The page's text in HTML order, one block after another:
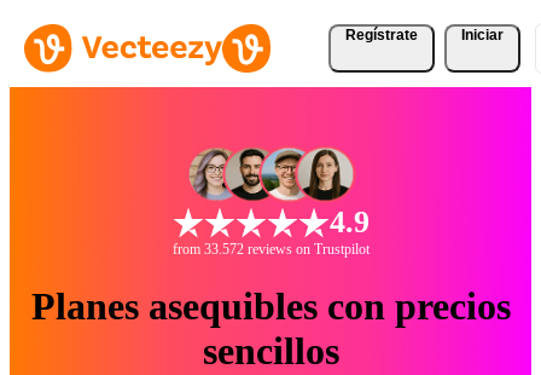
Regístrate Iniciar
4.9
from 33.572 reviews on Trustpilot
Planes asequibles con precios
sencillos